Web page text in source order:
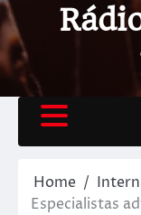
Home
Especialistas